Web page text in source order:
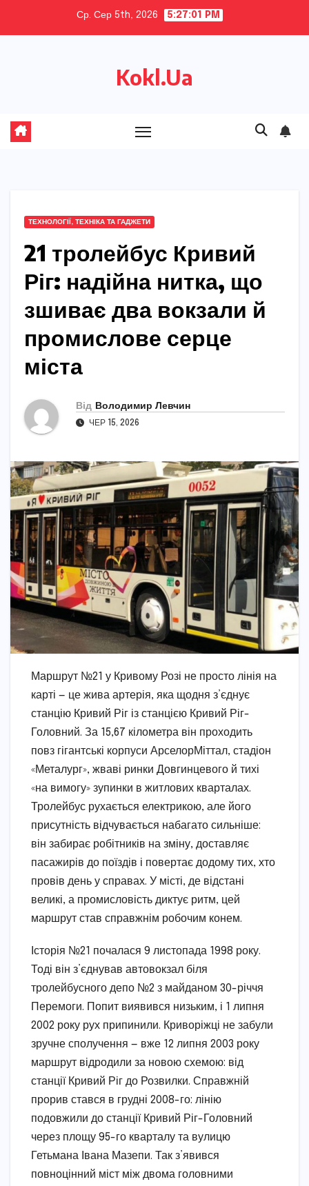
Ср. Сер 5th, 2026 5:27:02 PM
Kokl.Ua
ТЕХНОЛОГІЇ, ТЕХНІКА ТА ГАДЖЕТИ
21 тролейбус Кривий
Ріг: надійна нитка, що
зшиває два вокзали й
промислове серце
міста
Від Володимир Левчин
ЧЕР 15, 2026
Маршрут №21 у Кривому Розі не просто лінія на
карті — це жива артерія, яка щодня з’єднує
станцію Кривий Ріг із станцією Кривий Ріг-
Головний. За 15,67 кілометра він проходить
повз гігантські корпуси АрселорМіттал, стадіон
«Металург», жваві ринки Довгинцевого й тихі
«на вимогу» зупинки в житлових кварталах.
Тролейбус рухається електрикою, але його
присутність відчувається набагато сильніше:
він забирає робітників на зміну, доставляє
пасажирів до поїздів і повертає додому тих, хто
провів день у справах. У місті, де відстані
великі, а промисловість диктує ритм, цей
маршрут став справжнім робочим конем.
Історія №21 почалася 9 листопада 1998 року.
Тоді він з’єднував автовокзал біля
тролейбусного депо №2 з майданом 30-річчя
Перемоги. Попит виявився низьким, і 1 липня
2002 року рух припинили. Криворіжці не забули
зручне сполучення — вже 12 липня 2003 року
маршрут відродили за новою схемою: від
станції Кривий Ріг до Розвилки. Справжній
прорив стався в грудні 2008-го: лінію
подовжили до станції Кривий Ріг-Головний
через площу 95-го кварталу та вулицю
Гетьмана Івана Мазепи. Так з’явився
повноцінний міст між двома головними